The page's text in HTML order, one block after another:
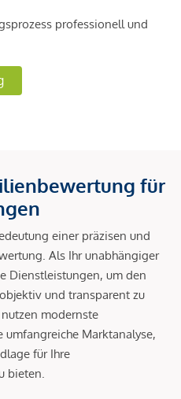
professionell und
für
einer präzisen und
Als Ihr unabhängiger
Dienstleistungen, um den
und transparent zu
modernste
Marktanalyse,
für Ihre
bieten.